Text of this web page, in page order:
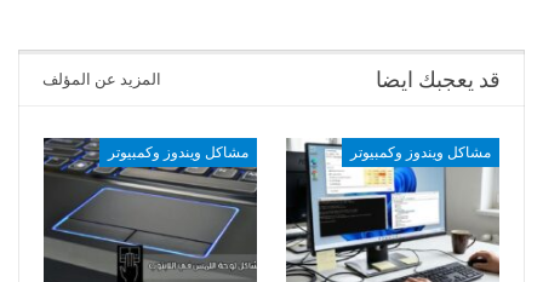
قد يعجبك ايضا المزيد عن المؤلف
مشاكل ويندوز وكمبيوتر مشاكل ويندوز وكمبيوتر